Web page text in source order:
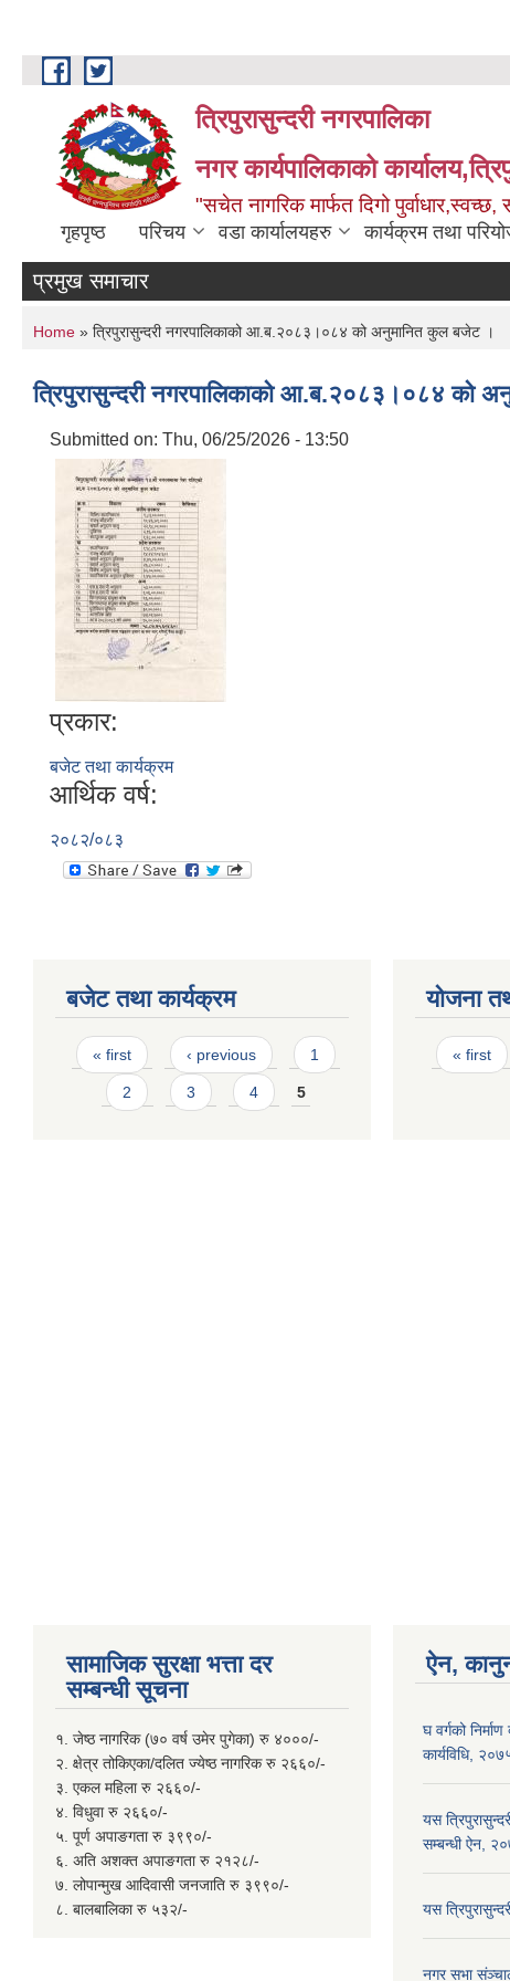
Skip to main content
त्रिपुरासुन्दरी नगरपालिका
नगर कार्यपालिकाको
"सचेत नागरिक मार्फत दिगो
गृहपृष्ठ परिचय वडा कार्यालयहरु कार्यक्रम तथा
प्रमुख समाचार
You are here
Home » त्रिपुरासुन्दरी नगरपालिकाको आ.ब.२०८३।०८४ को अनुमानित कुल बजेट ।
त्रिपुरासुन्दरी नगरपालिकाको आ.ब.२०८३।०८४ को
Submitted on: Thu, 06/25/2026 - 13:50
प्रकार:
बजेट तथा कार्यक्रम
आर्थिक वर्ष:
२०८२/०८३
बजेट तथा कार्यक्रम
Pages
« first ‹ previous 1
2 3 4 5
योजना
Pages
« first
सामाजिक सुरक्षा भत्ता दर
सम्बन्धी सूचना
१. जेष्ठ नागरिक (७० वर्ष उमेर पुगेका) रु ४०००/-
२. क्षेत्र तोकिएका/दलित ज्येष्ठ नागरिक रु २६६०/-
३. एकल महिला रु २६६०/-
४. विधुवा रु २६६०/-
५. पूर्ण अपाङगता रु ३९९०/-
६. अति अशक्त अपाङगता रु २१२८/-
७. लोपान्मुख आदिवासी जनजाति रु ३९९०/-
८. बालबालिका रु ५३२/-
ऐन,
घ वर्गको
कार्यविधि,
यस
सम्बन्धी ऐन,
यस
नगर सभा